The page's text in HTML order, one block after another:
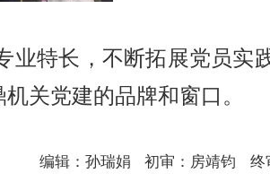
特长，不断拓展党员实
关党建的品牌和窗口。
编辑：孙瑞娟 初审：房靖钧 终